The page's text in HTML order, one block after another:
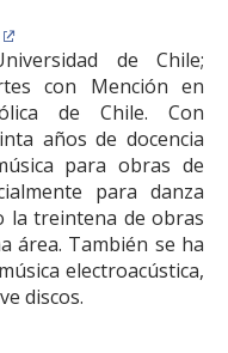
de Chile;
con Mención en
de Chile. Con
años de docencia
para obras de
para danza
la treintena de obras
área. También se ha
electroacústica,
discos.